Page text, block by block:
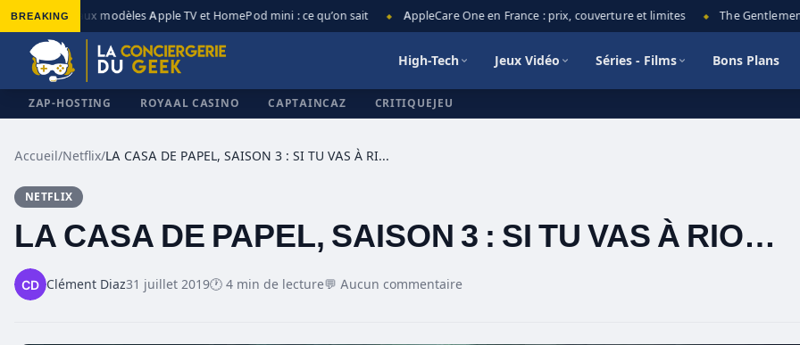
BREAKING
◆ Nouveaux modèles Apple TV et HomePod mini : ce qu’on sait AppleCare One en France : prix, couverture et limites The Gentlemen
High-Tech Jeux Vidéo Séries - Films Bons Plans
ZAP-HOSTING ROYAAL CASINO CAPTAINCAZ CRITIQUEJEU
Accueil/Netflix/ LA CASA DE PAPEL, SAISON 3 : SI TU VAS À RIO…
NETFLIX
LA CASA DE PAPEL, SAISON 3 : SI TU VAS À RIO…
Clément Diaz31 juillet 2019🕐 4 min de lecture💬 Aucun commentaire